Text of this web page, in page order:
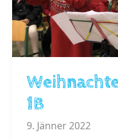
1B
9. Jänner 2022